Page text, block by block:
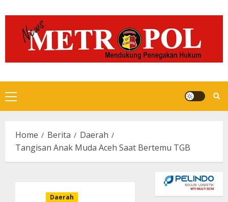
to
content
Primary
Menu
Home Berita
Daerah
Tangisan Anak Muda Aceh Saat Bertemu TGB
Daerah